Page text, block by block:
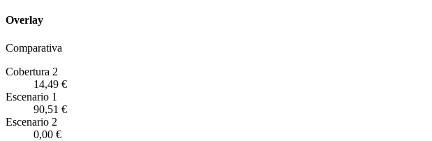
Overlay
Comparativa
Cobertura 2
14,49 €
Escenario 1
90,51 €
Escenario 2
0,00 €